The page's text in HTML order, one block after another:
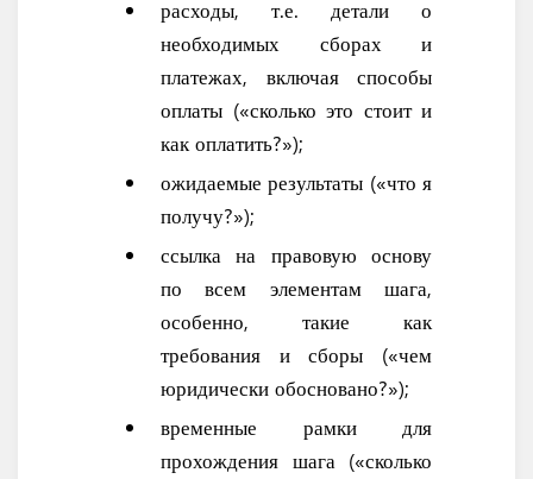
расходы, т.е. детали о
необходимых сборах и
платежах, включая способы
оплаты («сколько это стоит и
как оплатить?»);
ожидаемые результаты («что я
получу?»);
ссылка на правовую основу
по всем элементам шага,
особенно, такие как
требования и сборы («чем
юридически обосновано?»);
временные рамки для
прохождения шага («сколько